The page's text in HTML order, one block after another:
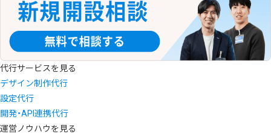
代行サービスを見る
デザイン制作代行
設定代行
開発・API連携代行
運営ノウハウを見る